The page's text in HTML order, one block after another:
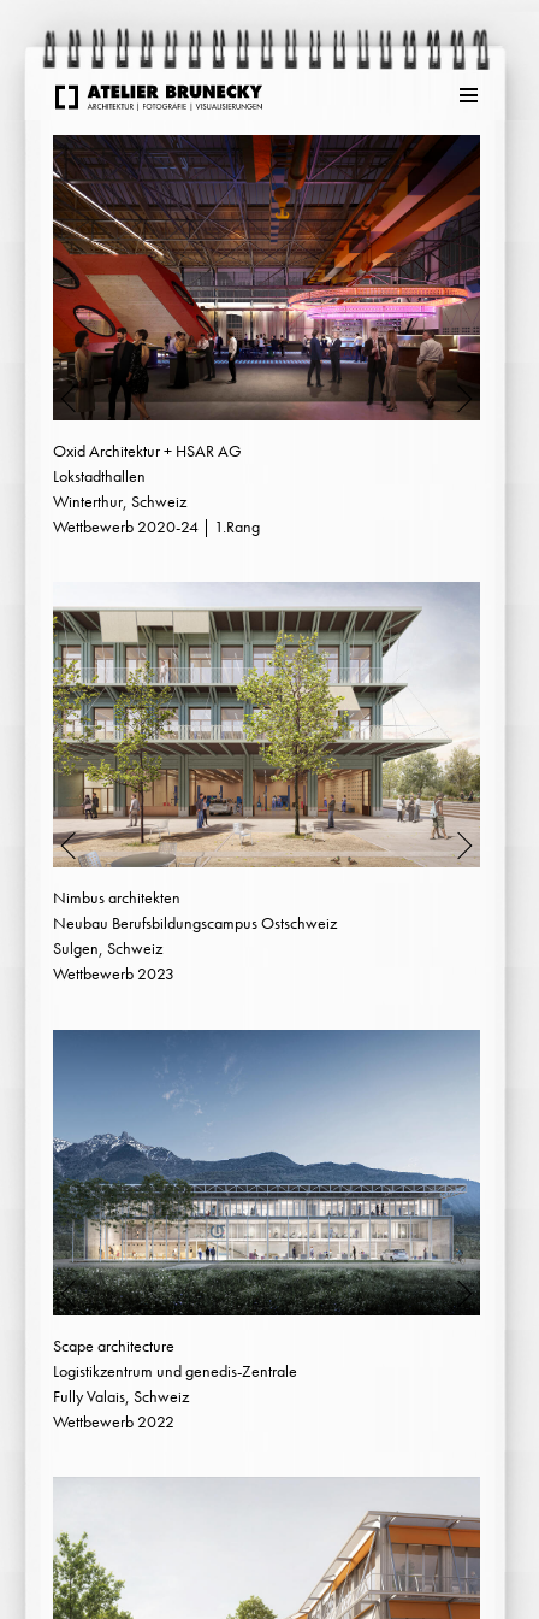
Oxid Architektur + HSAR AG
Lokstadthallen
Winterthur, Schweiz
Wettbewerb 2020-24 | 1.Rang
Nimbus architekten
Neubau Berufsbildungscampus Ostschweiz
Sulgen, Schweiz
Wettbewerb 2023
Scape architecture
Logistikzentrum und genedis-Zentrale
Fully Valais, Schweiz
Wettbewerb 2022